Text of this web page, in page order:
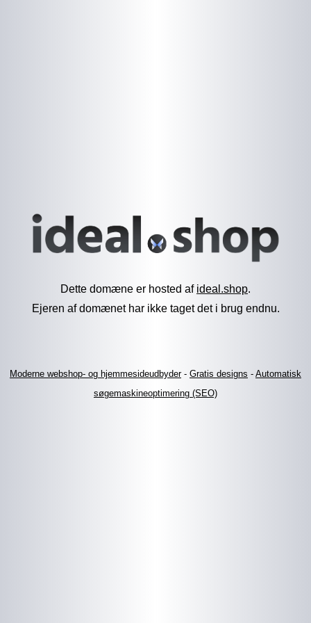
Dette domæne er hosted af ideal.shop.
Ejeren af domænet har ikke taget det i brug endnu.
Moderne webshop- og hjemmesideudbyder- Gratis designs - Automatisk
søgemaskineoptimering (SEO)